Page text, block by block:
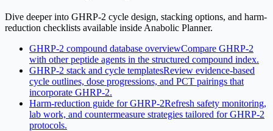
Dive deeper into GHRP-2 cycle design, stacking options, and harm-
reduction checklists available inside Anabolic Planner.
GHRP-2 compound database overviewCompare GHRP-2
with other peptide agents in the structured compound index.
GHRP-2 stack and cycle templatesReview evidence-based
cycle outlines, dose progressions, and PCT pairings that
incorporate GHRP-2.
Harm-reduction guide for GHRP-2Refresh safety monitoring,
lab work, and countermeasure strategies tailored for GHRP-2
protocols.